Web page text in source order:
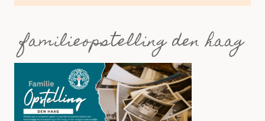
familieopstelling den haag